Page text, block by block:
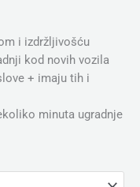
i izdržljivošću
kod novih vozila
+ imaju tih i
minuta ugradnje